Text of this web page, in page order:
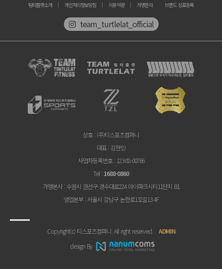
팀터틀랫소개 개인처리정보방침 이용약관 가맹문의 브랜드 상표등록
team_turtlelat_official
상호 : (주)티스포츠컴퍼니
대표 : 김한민
사업자등록번호 : 123-88-00766
Tel : 1688-0860
가맹본사: 수원시 권선구 경수대로224 아이파크시티11단지 B1
영업본부: 서울시 강남구 논현로132길13 4F
Copyright(c) 티스포츠컴퍼니. All right reserved. ADMIN
design By